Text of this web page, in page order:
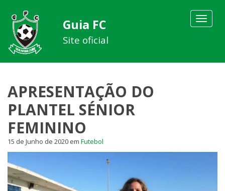
Toggle
Guia FC
Site oficial
APRESENTAÇÃO DO
PLANTEL SÉNIOR
FEMININO
15 de Junho de 2020 em Futebol